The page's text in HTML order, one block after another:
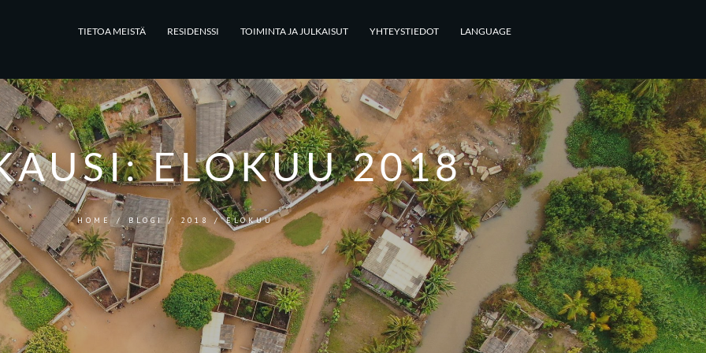
TIETOA MEISTÄ RESIDENSSI TOIMINTA JA JULKAISUT YHTEYSTIEDOT LANGUAGE
ELOKUU 2018
HOME/ BLOGI/ 2018 /ELOKUU